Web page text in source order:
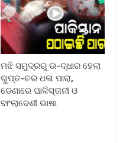
ମଝି ସମୁଦ୍ରରୁ ଉ-ଦ୍ଧାର ହେଲା
ଗୁପ୍ତ-ଚର ଧଳା ପାରା,
ଡେଣାରେ ପାକିସ୍ତାନୀ ଓ
ବାଂଲାଦେଶୀ ଭାଷା